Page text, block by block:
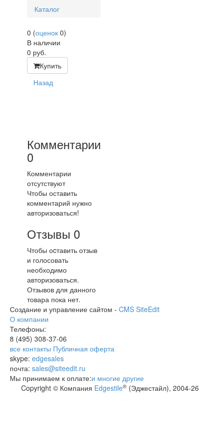
Каталог
0 (оценок 0)
В наличии
0 руб.
Купить
Назад
Комментарии
0
Комментарии
отсутствуют
Чтобы оставить
комментарий нужно
авторизоваться!
Отзывы 0
Чтобы оcтавить отзыв
и голосовать
необходимо
авторизоваться.
Отзывов для данного
товара пока нет.
Создание и управление сайтом - CMS SiteEdit
О компании
Телефоны:
8 (495) 308-37-06
все контакты Публичная оферта
skype: edgesales
почта: sales@siteedit.ru
Мы принимаем к оплате:и многие другие
Copyright © Компания Edgestile® (Эджестайл), 2004-26